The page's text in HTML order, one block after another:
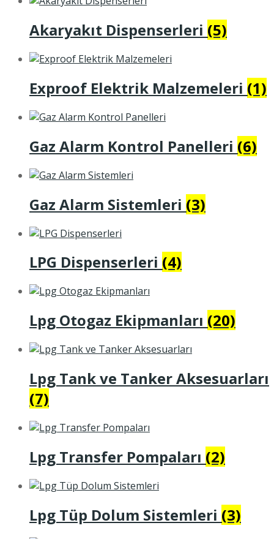
Akaryakıt Dispenserleri (5)
Exproof Elektrik Malzemeleri (1)
Gaz Alarm Kontrol Panelleri (6)
Gaz Alarm Sistemleri (3)
LPG Dispenserleri (4)
Lpg Otogaz Ekipmanları (20)
Lpg Tank ve Tanker Aksesuarları
(7)
Lpg Transfer Pompaları (2)
Lpg Tüp Dolum Sistemleri (3)